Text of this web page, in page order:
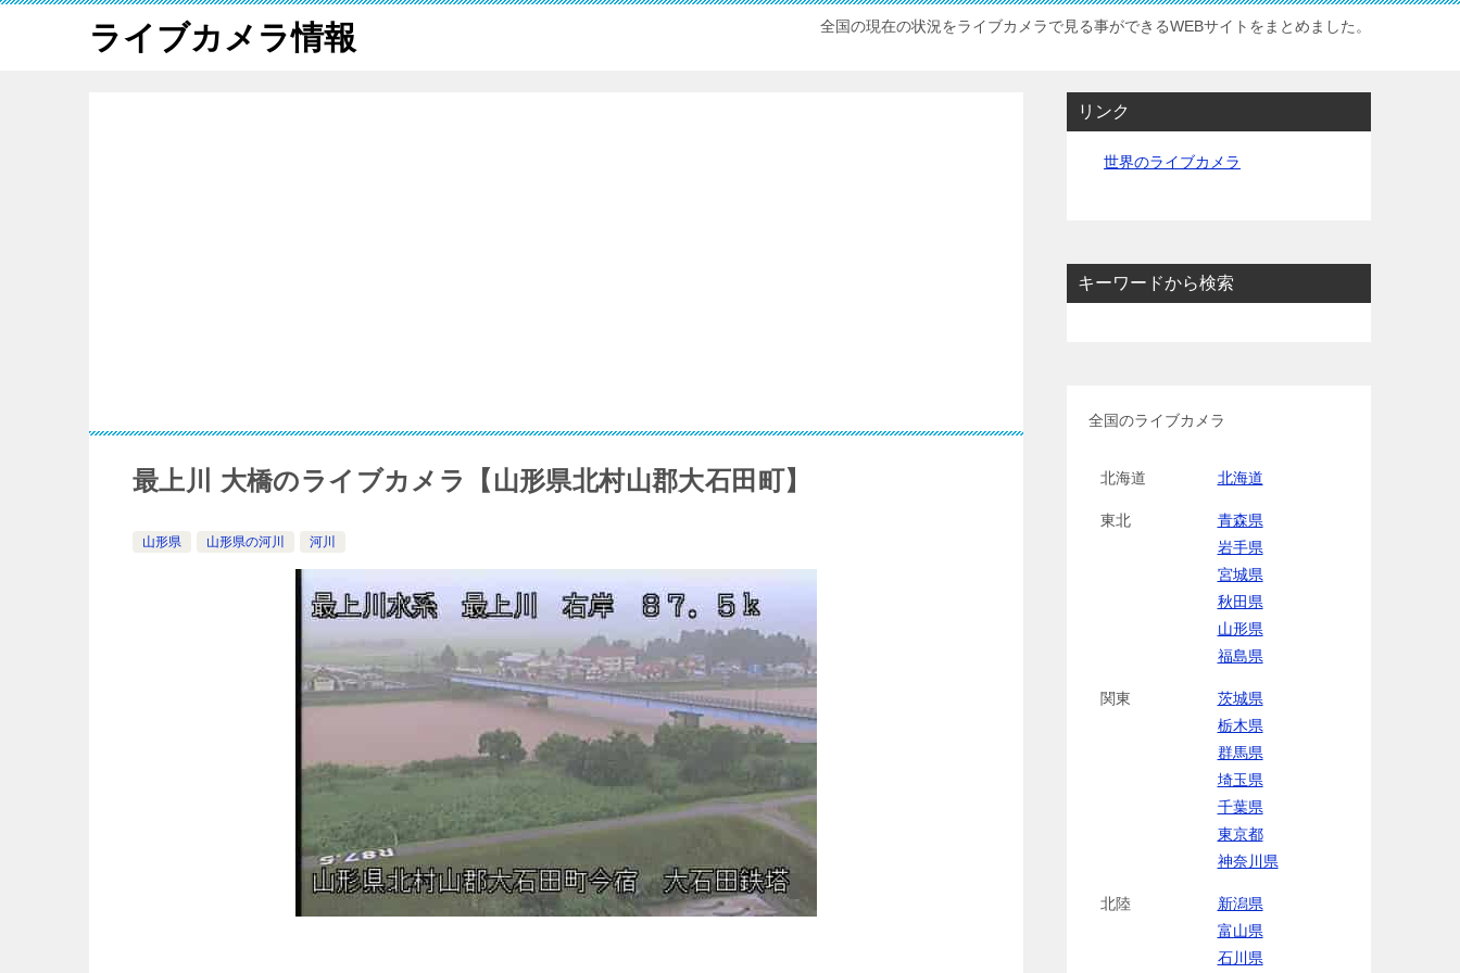
ライブカメラ情報 全国の現在の状況をライブカメラで見る事ができるWEBサイトをまとめました。
最上川 大橋のライブカメラ【山形県北村山郡大石田町】
山形県 山形県の河川 河川
リンク
世界のライブカメラ
キーワードから検索
全国のライブカメラ
北海道 北海道
東北
青森県
岩手県
宮城県
秋田県
山形県
福島県
関東
茨城県
栃木県
群馬県
埼玉県
千葉県
東京都
神奈川県
北陸
新潟県
富山県
石川県